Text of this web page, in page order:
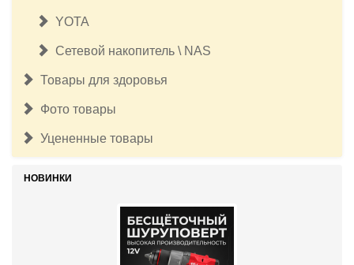
YOTA
Сетевой накопитель \ NAS
Товары для здоровья
Фото товары
Уцененные товары
НОВИНКИ